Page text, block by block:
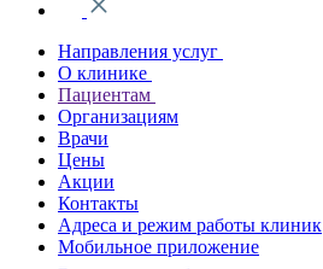
Направления услуг
О клинике
Пациентам
Организациям
Врачи
Цены
Акции
Контакты
Адреса и режим работы клиник
Мобильное приложение